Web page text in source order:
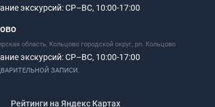
экскурсий:СР–ВС, 10:00-17:00
область, Кольцово городской округ, рп. Кольцово
экскурсий:СР–ВС, 10:00-17:00
ЗАПИСИ.
Рейтинги на Яндекс Картах